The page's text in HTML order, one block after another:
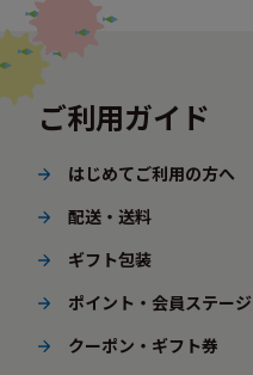
ご利用ガイド
はじめてご利用の方へ
配送・送料
ギフト包装
ポイント・会員ステージ
クーポン・ギフト券